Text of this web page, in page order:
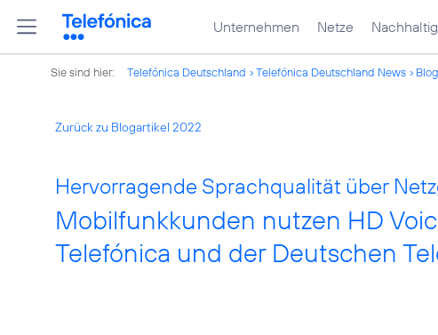
Unternehmen Netze
Sie sind hier: Telefónica Deutschland Telefónica Deutschland News
Zurück zu Blogartikel 2022
Hervorragende Sprachqualität über
Mobilfunkkunden nutzen HD
Telefónica und der Deutschen